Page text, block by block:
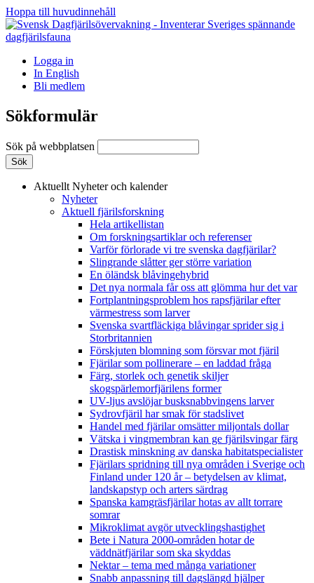
Hoppa till huvudinnehåll
Logga in
In English
Bli medlem
Sökformulär
Sök på webbplatsen
Aktuellt Nyheter och kalender
Nyheter
Aktuell fjärilsforskning
Hela artikellistan
Om forskningsartiklar och referenser
Varför förlorade vi tre svenska dagfjärilar?
Slingrande slåtter ger större variation
En öländsk blåvingehybrid
Det nya normala får oss att glömma hur det var
Fortplantningsproblem hos rapsfjärilar efter
värmestress som larver
Svenska svartfläckiga blåvingar sprider sig i
Storbritannien
Förskjuten blomning som försvar mot fjäril
Fjärilar som pollinerare – en laddad fråga
Färg, storlek och genetik skiljer
skogspärlemorfjärilens former
UV-ljus avslöjar busksnabbvingens larver
Sydrovfjäril har smak för stadslivet
Handel med fjärilar omsätter miljontals dollar
Vätska i vingmembran kan ge fjärilsvingar färg
Drastisk minskning av danska habitatspecialister
Fjärilars spridning till nya områden i Sverige och
Finland under 120 år– betydelsen av klimat,
landskapstyp och arters särdrag
Spanska kamgräsfjärilar hotas av allt torrare
somrar
Mikroklimat avgör utvecklingshastighet
Bete i Natura 2000-områden hotar de
väddnätfjärilar som ska skyddas
Nektar – tema med många variationer
Snabb anpassning till dagslängd hjälper